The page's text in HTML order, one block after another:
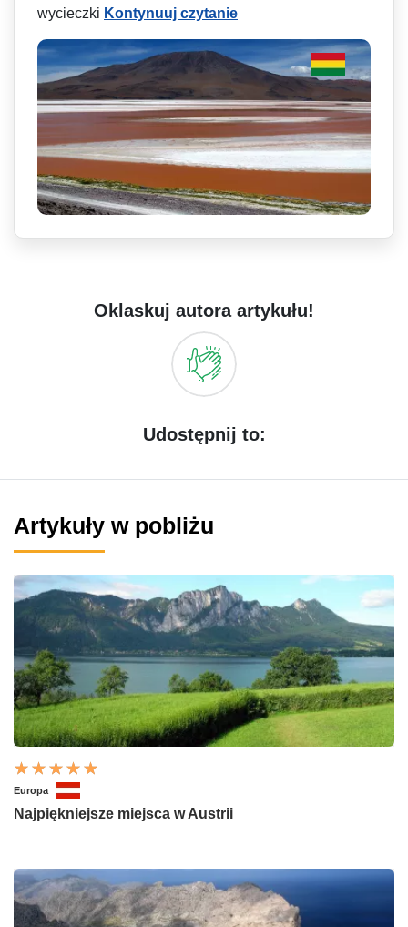
wycieczki Kontynuuj czytanie
Oklaskuj autora artykułu!
Udostępnij to:
Artykuły w pobliżu
Europa
Najpiękniejsze miejsca w Austrii